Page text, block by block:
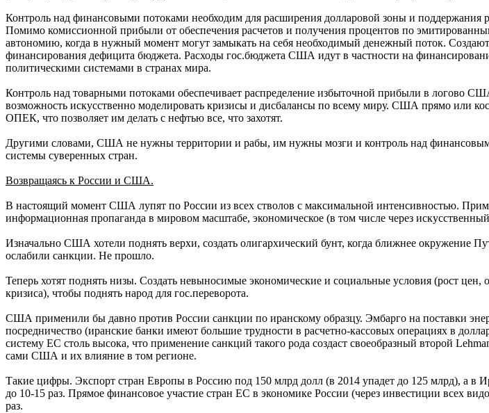
Контроль над финансовыми потоками необходим для расширения долларовой зоны и
Помимо комиссионной прибыли от обеспечения расчетов и получения процентов по
автономию, когда в нужный момент могут замыкать на себя необходимый денежный поток.
финансирования дефицита бюджета. Расходы гос.бюджета США идут в частности на
политическими системами в странах мира.
Контроль над товарными потоками обеспечивает распределение избыточной прибыли в логово
возможность искусственно моделировать кризисы и дисбалансы по всему миру. США прямо или
ОПЕК, что позволяет им делать с нефтью все, что захотят.
Другими словами, США не нужны территории и рабы, им нужны мозги и контроль над
системы суверенных стран.
Возвращаясь к России и США.
В настоящий момент США лупят по России из всех стволов с максимальной интенсивностью.
информационная пропаганда в мировом масштабе, экономическое (в том числе через
Изначально США хотели поднять верхи, создать олигархический бунт, когда ближнее окружение
ослабили санкции. Не прошло.
Теперь хотят поднять низы. Создать невыносимые экономические и социальные условия (рост
кризиса), чтобы поднять народ для гос.переворота.
США применили бы давно против России санкции по иранскому образцу. Эмбарго на поставки
посредничество (иранские банки имеют большие трудности в расчетно-кассовых операциях в
систему ЕС столь высока, что применение санкций такого рода создаст своеобразный второй
сами США и их влияние в том регионе.
Такие цифры. Экспорт стран Европы в Россию под 150 млрд долл (в 2014 упадет до 125 млрд), а в
до 10-15 раз. Прямое финансовое участие стран ЕС в экономике России (через инвестиции всех
раз.